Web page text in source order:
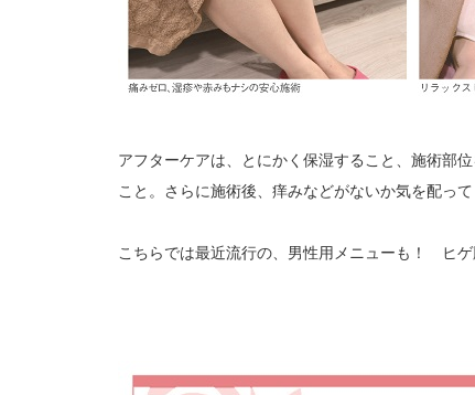
アフターケアは、とにかく保湿すること、施術部
こと。さらに施術後、痒みなどがないか気を配っ
こちらでは最近流行の、男性用メニューも！ ヒ